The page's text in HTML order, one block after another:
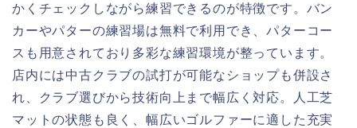
かくチェックしながら練習できるのが特徴です。バン
カーやパターの練習場は無料で利用でき、パターコー
スも用意されており多彩な練習環境が整っています。
店内には中古クラブの試打が可能なショップも併設さ
れ、クラブ選びから技術向上まで幅広く対応。人工芝
マットの状態も良く、幅広いゴルファーに適した充実